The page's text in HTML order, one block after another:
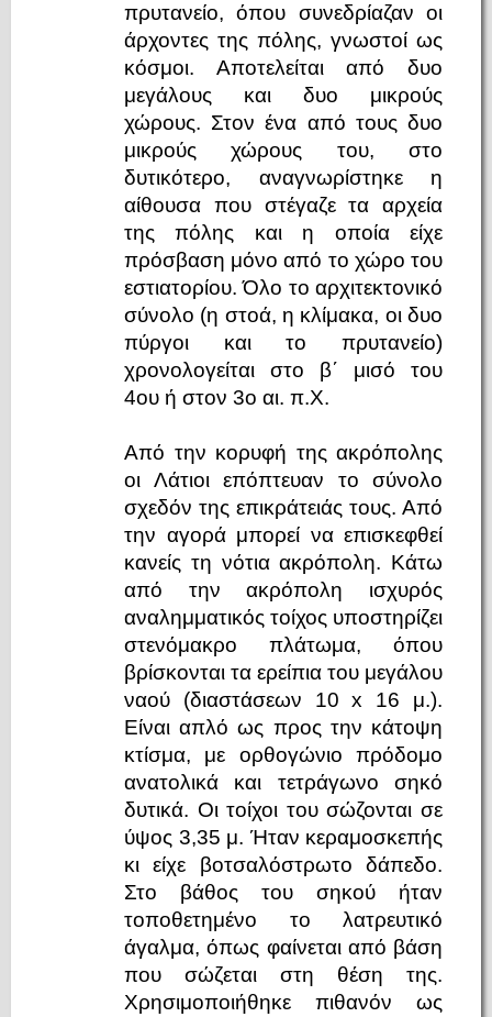
πρυτανείο, όπου συνεδρίαζαν οι
άρχοντες της πόλης, γνωστοί ως
κόσμοι. Αποτελείται από δυο
μεγάλους και δυο μικρούς
χώρους. Στον ένα από τους δυο
μικρούς χώρους του, στο
δυτικότερο, αναγνωρίστηκε η
αίθουσα που στέγαζε τα αρχεία
της πόλης και η οποία είχε
πρόσβαση μόνο από το χώρο του
εστιατορίου. Όλο το αρχιτεκτονικό
σύνολο (η στοά, η κλίμακα, οι δυο
πύργοι και το πρυτανείο)
χρονολογείται στο β΄ μισό του
4ου ή στον 3ο αι. π.Χ.
Από την κορυφή της ακρόπολης
οι Λάτιοι επόπτευαν το σύνολο
σχεδόν της επικράτειάς τους. Από
την αγορά μπορεί να επισκεφθεί
κανείς τη νότια ακρόπολη. Κάτω
από την ακρόπολη ισχυρός
αναλημματικός τοίχος υποστηρίζει
στενόμακρο πλάτωμα, όπου
βρίσκονται τα ερείπια του μεγάλου
ναού (διαστάσεων 10 x 16 μ.).
Είναι απλό ως προς την κάτοψη
κτίσμα, με ορθογώνιο πρόδομο
ανατολικά και τετράγωνο σηκό
δυτικά. Οι τοίχοι του σώζονται σε
ύψος 3,35 μ. Ήταν κεραμοσκεπής
κι είχε βοτσαλόστρωτο δάπεδο.
Στο βάθος του σηκού ήταν
τοποθετημένο το λατρευτικό
άγαλμα, όπως φαίνεται από βάση
που σώζεται στη θέση της.
Χρησιμοποιήθηκε πιθανόν ως